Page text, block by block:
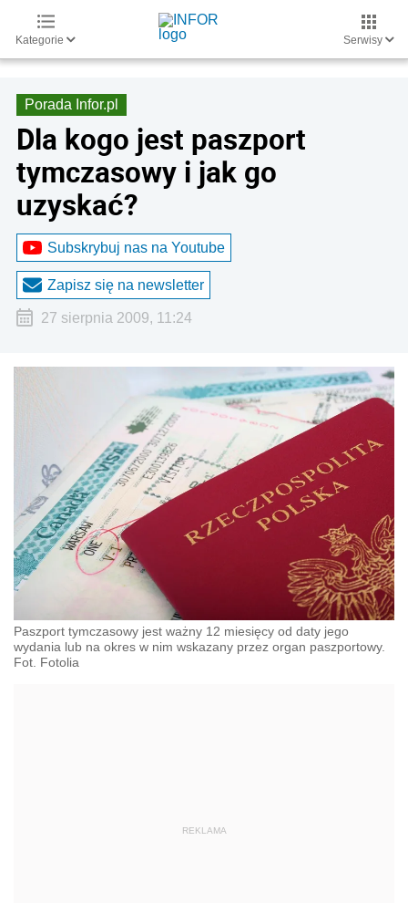
Kategorie Serwisy
Porada Infor.pl
Dla kogo jest paszport
tymczasowy i jak go
uzyskać?
Subskrybuj nas na Youtube
Zapisz się na newsletter
27 sierpnia 2009, 11:24
Paszport tymczasowy jest ważny 12 miesięcy od daty jego
wydania lub na okres w nim wskazany przez organ paszportowy.
Fot. Fotolia